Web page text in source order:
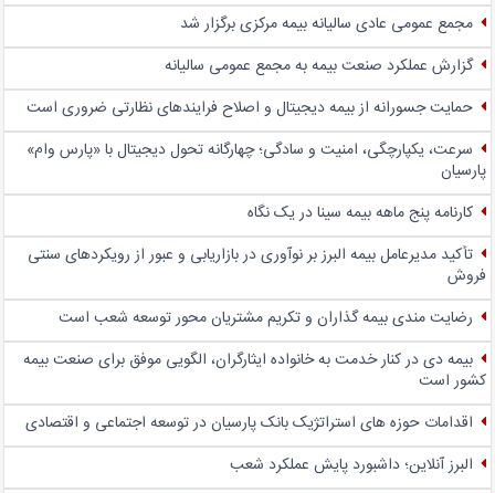
مجمع عمومی عادی سالیانه بیمه مرکزی برگزار شد
گزارش عملکرد صنعت بیمه به مجمع عمومی سالیانه
حمایت جسورانه از بیمه دیجیتال و اصلاح فرایندهای نظارتی ضروری است
سرعت، یکپارچگی، امنیت و سادگی؛ چهار‌گانه تحول دیجیتال با «پارس وام»
پارسیان
کارنامه پنج ماهه بیمه سینا در یک نگاه
تأکید مدیرعامل بیمه البرز بر نوآوری در بازاریابی و عبور از رویکردهای سنتی
فروش
رضایت مندی بیمه گذاران و تکریم مشتریان محور توسعه شعب است
بیمه دی در کنار خدمت به خانواده ایثارگران، الگویی موفق برای صنعت بیمه
کشور است
اقدامات حوزه های استراتژیک بانک پارسیان در توسعه اجتماعی و اقتصادی
البرز آنلاین؛ داشبورد پایش عملکرد شعب